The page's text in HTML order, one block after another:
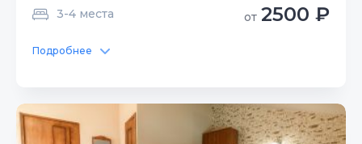
3-4 места от 2500 ₽
Подробнее